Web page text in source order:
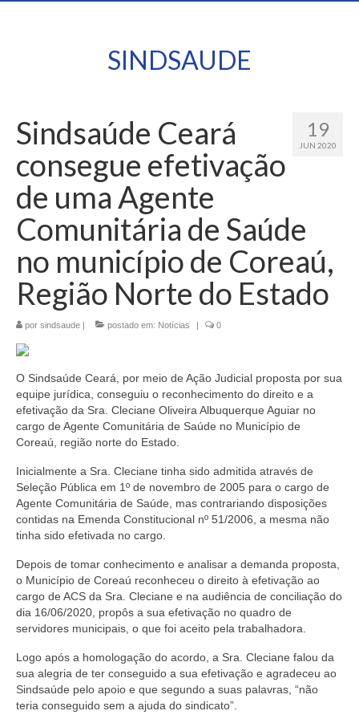
SINDSAUDE
19
JUN 2020
Sindsaúde Ceará
consegue efetivação
de uma Agente
Comunitária de Saúde
no município de Coreaú,
Região Norte do Estado
por sindsaude | postado em: Notícias | 0
O Sindsaúde Ceará, por meio de Ação Judicial proposta por sua
equipe jurídica, conseguiu o reconhecimento do direito e a
efetivação da Sra. Cleciane Oliveira Albuquerque Aguiar no
cargo de Agente Comunitária de Saúde no Município de
Coreaú, região norte do Estado.
Inicialmente a Sra. Cleciane tinha sido admitida através de
Seleção Pública em 1º de novembro de 2005 para o cargo de
Agente Comunitária de Saúde, mas contrariando disposições
contidas na Emenda Constitucional nº 51/2006, a mesma não
tinha sido efetivada no cargo.
Depois de tomar conhecimento e analisar a demanda proposta,
o Município de Coreaú reconheceu o direito à efetivação ao
cargo de ACS da Sra. Cleciane e na audiência de conciliação do
dia 16/06/2020, propôs a sua efetivação no quadro de
servidores municipais, o que foi aceito pela trabalhadora.
Logo após a homologação do acordo, a Sra. Cleciane falou da
sua alegria de ter conseguido a sua efetivação e agradeceu ao
Sindsaúde pelo apoio e que segundo a suas palavras, “não
teria conseguido sem a ajuda do sindicato”.